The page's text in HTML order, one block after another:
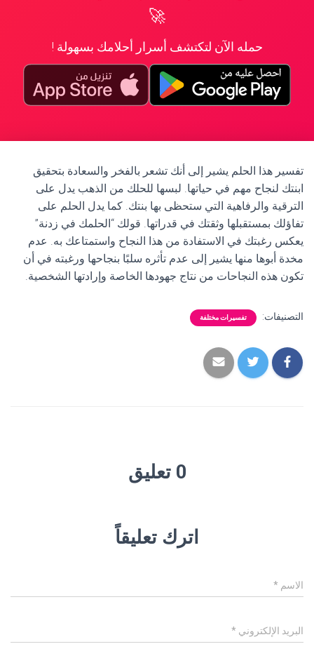
🚀
حمله الآن لتكتشف أسرار أحلامك بسهولة !
تفسير هذا الحلم يشير إلى أنك تشعر بالفخر والسعادة بتحقيق
ابنتك لنجاح مهم في حياتها. لبسها للحلك من الذهب يدل على
الترقية والرفاهية التي ستحظى بها بنتك. كما يدل الحلم على
تفاؤلك بمستقبلها وثقتك في قدراتها. قولك “الحلمك في زدنة”
يعكس رغبتك في الاستفادة من هذا النجاح واستمتاعك به. عدم
مخدة أبوها منها يشير إلى عدم تأثره سلبًا بنجاحها ورغبته في أن
تكون هذه النجاحات من نتاج جهودها الخاصة وإرادتها الشخصية.
التصنيفات: تفسيرات مختلفة
0 تعليق
اترك تعليقاً
الاسم *
البريد الإلكتروني *